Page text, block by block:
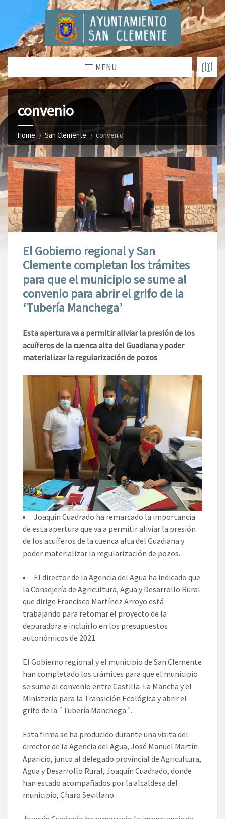
MENU
convenio
Home San Clemente convenio
El Gobierno regional y San
Clemente completan los trámites
para que el municipio se sume al
convenio para abrir el grifo de la
‘Tubería Manchega’
Esta apertura va a permitir aliviar la presión de los
acuíferos de la cuenca alta del Guadiana y poder
materializar la regularización de pozos
Joaquín Cuadrado ha remarcado la importancia
de esta apertura que va a permitir aliviar la presión
de los acuíferos de la cuenca alta del Guadiana y
poder materializar la regularización de pozos.
El director de la Agencia del Agua ha indicado que
la Consejería de Agricultura, Agua y Desarrollo Rural
que dirige Francisco Martínez Arroyo está
trabajando para retomar el proyecto de la
depuradora e incluirlo en los presupuestos
autonómicos de 2021.
El Gobierno regional y el municipio de San Clemente
han completado los trámites para que el municipio
se sume al convenio entre Castilla-La Mancha y el
Ministerio para la Transición Ecológica y abrir el
grifo de la ´Tubería Manchega´.
Esta firma se ha producido durante una visita del
director de la Agencia del Agua, José Manuel Martín
Aparicio, junto al delegado provincial de Agricultura,
Agua y Desarrollo Rural, Joaquín Cuadrado, donde
han estado acompañados por la alcaldesa del
municipio, Charo Sevillano.